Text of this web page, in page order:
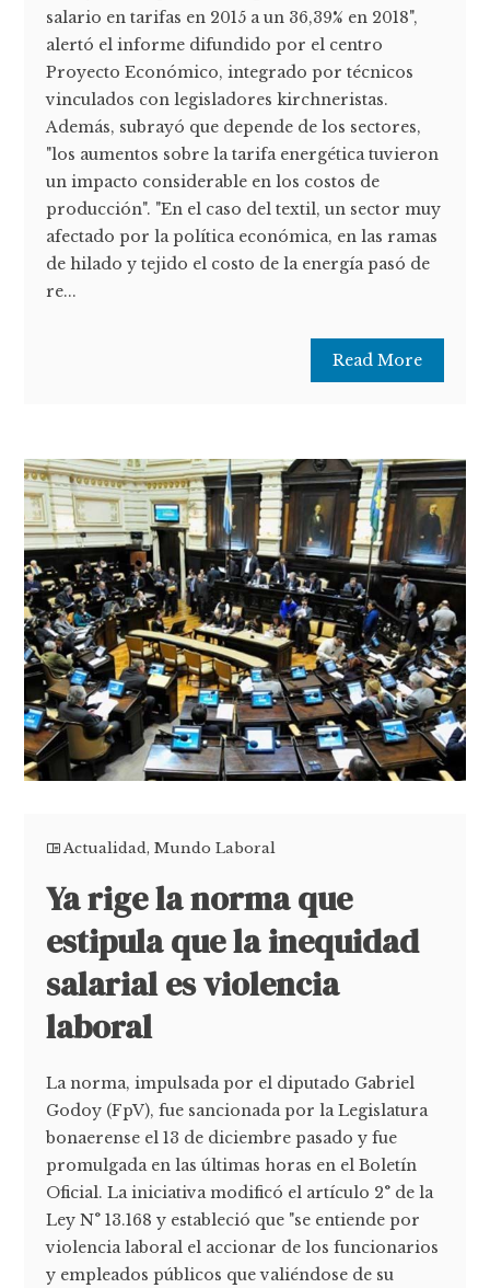
salario en tarifas en 2015 a un 36,39% en 2018",
alertó el informe difundido por el centro
Proyecto Económico, integrado por técnicos
vinculados con legisladores kirchneristas.
Además, subrayó que depende de los sectores,
"los aumentos sobre la tarifa energética tuvieron
un impacto considerable en los costos de
producción". "En el caso del textil, un sector muy
afectado por la política económica, en las ramas
de hilado y tejido el costo de la energía pasó de
re...
Read More
Actualidad,Mundo Laboral
Ya rige la norma que
estipula que la inequidad
salarial es violencia
laboral
La norma, impulsada por el diputado Gabriel
Godoy (FpV), fue sancionada por la Legislatura
bonaerense el 13 de diciembre pasado y fue
promulgada en las últimas horas en el Boletín
Oficial. La iniciativa modificó el artículo 2° de la
Ley N° 13.168 y estableció que "se entiende por
violencia laboral el accionar de los funcionarios
y empleados públicos que valiéndose de su